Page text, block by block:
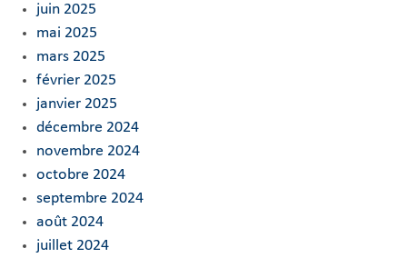
juin 2025
mai 2025
mars 2025
février 2025
janvier 2025
décembre 2024
novembre 2024
octobre 2024
septembre 2024
août 2024
juillet 2024